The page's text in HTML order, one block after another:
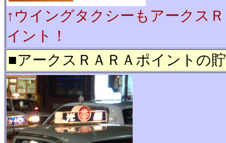
↑ウイングタクシーもアークス
イント！
■アークスＲＡＲＡポイントの